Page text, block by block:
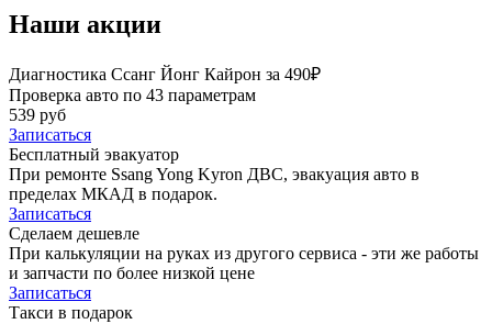
Наши акции
Диагностика Ссанг Йонг Кайрон за 490₽
Проверка авто по 43 параметрам
539 руб
Записаться
Бесплатный эвакуатор
При ремонте Ssang Yong Kyron ДВС, эвакуация авто в
пределах МКАД в подарок.
Записаться
Сделаем дешевле
При калькуляции на руках из другого сервиса - эти же работы
и запчасти по более низкой цене
Записаться
Такси в подарок